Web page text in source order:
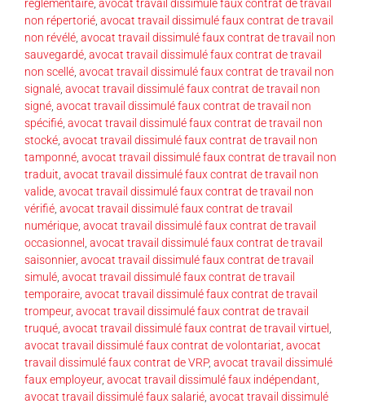
réglementaire avocat travail dissimulé faux contrat de travail
non répertorié avocat travail dissimulé faux contrat de travail
non révélé avocat travail dissimulé faux contrat de travail non
sauvegardé avocat travail dissimulé faux contrat de travail
non scellé avocat travail dissimulé faux contrat de travail non
signalé avocat travail dissimulé faux contrat de travail non
signé avocat travail dissimulé faux contrat de travail non
spécifié avocat travail dissimulé faux contrat de travail non
stocké avocat travail dissimulé faux contrat de travail non
tamponné avocat travail dissimulé faux contrat de travail non
traduit avocat travail dissimulé faux contrat de travail non
valide avocat travail dissimulé faux contrat de travail non
vérifié avocat travail dissimulé faux contrat de travail
numérique avocat travail dissimulé faux contrat de travail
occasionnel avocat travail dissimulé faux contrat de travail
saisonnier, avocat travail dissimulé faux contrat de travail
simulé avocat travail dissimulé faux contrat de travail
temporaire avocat travail dissimulé faux contrat de travail
trompeur, avocat travail dissimulé faux contrat de travail
truqué avocat travail dissimulé faux contrat de travail virtuel
avocat travail dissimulé faux contrat de volontariat avocat
travail dissimulé faux contrat de VRP, avocat travail dissimulé
faux employeur, avocat travail dissimulé faux indépendant
avocat travail dissimulé faux salarié avocat travail dissimulé